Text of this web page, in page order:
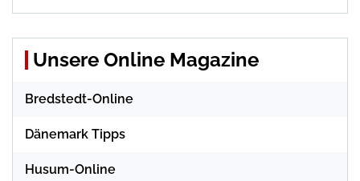
Unsere Online Magazine
Bredstedt-Online
Dänemark Tipps
Husum-Online